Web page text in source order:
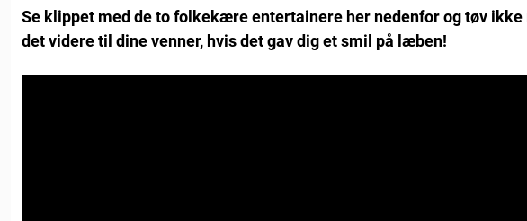
Se klippet med de to folkekære entertainere her nedenfor og tøv ikke
det videre til dine venner, hvis det gav dig et smil på læben!